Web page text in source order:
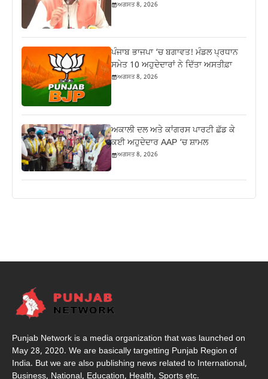
ਅਗਸਤ 8, 2026
ਪੰਜਾਬ ਭਾਜਪਾ ‘ਚ ਬਗਾਵਤ! ਮੰਡਲ ਪ੍ਰਧਾਨ
ਸਮੇਤ 10 ਅਹੁਦੇਦਾਰਾਂ ਨੇ ਦਿੱਤਾ ਅਸਤੀਫ਼ਾ
ਅਗਸਤ 8, 2026
ਅਕਾਲੀ ਦਲ ਅਤੇ ਕਾਂਗਰਸ ਪਾਰਟੀ ਛੱਡ ਕੇ
ਕਈ ਅਹੁਦੇਦਾਰ AAP ‘ਚ ਸ਼ਾਮਲ
ਅਗਸਤ 8, 2026
Punjab Network is a media organization that was launched on
May 28, 2020. We are basically targetting Punjab Region of
India. But we are also publishing news related to International,
Business, National, Education, Health, Sports etc.